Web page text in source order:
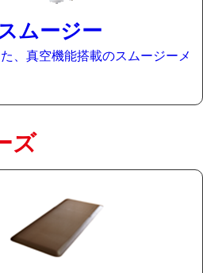
ムージー
、真空機能搭載のスムージーメ
ズ